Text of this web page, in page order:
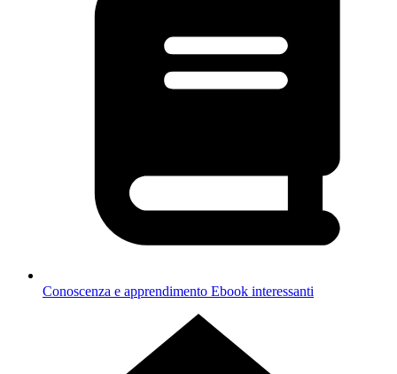
Conoscenza e apprendimento Ebook interessanti